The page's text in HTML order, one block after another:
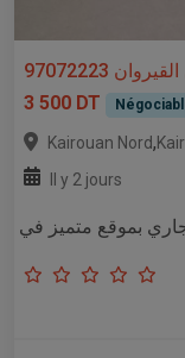
97072223
3 500 DT
Kairouan Nord,
Il y 2 jours